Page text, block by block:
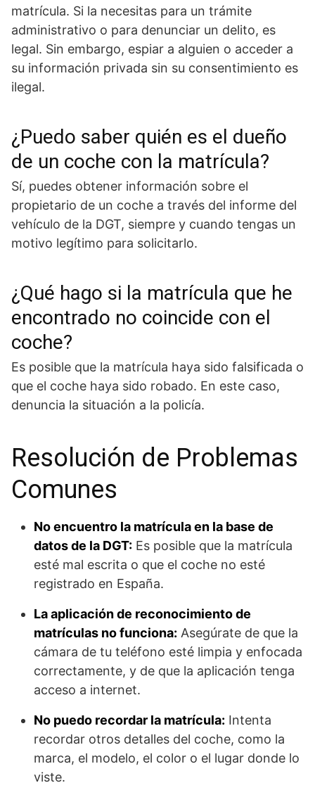
matrícula. Si la necesitas para un trámite
administrativo o para denunciar un delito, es
legal. Sin embargo, espiar a alguien o acceder a
su información privada sin su consentimiento es
ilegal.
¿Puedo saber quién es el dueño
de un coche con la matrícula?
Sí, puedes obtener información sobre el
propietario de un coche a través del informe del
vehículo de la DGT, siempre y cuando tengas un
motivo legítimo para solicitarlo.
¿Qué hago si la matrícula que he
encontrado no coincide con el
coche?
Es posible que la matrícula haya sido falsificada o
que el coche haya sido robado. En este caso,
denuncia la situación a la policía.
Resolución de Problemas
Comunes
No encuentro la matrícula en la base de
datos de la DGT: Es posible que la matrícula
esté mal escrita o que el coche no esté
registrado en España.
La aplicación de reconocimiento de
matrículas no funciona: Asegúrate de que la
cámara de tu teléfono esté limpia y enfocada
correctamente, y de que la aplicación tenga
acceso a internet.
No puedo recordar la matrícula: Intenta
recordar otros detalles del coche, como la
marca, el modelo, el color o el lugar donde lo
viste.